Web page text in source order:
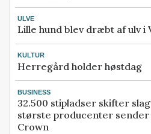
ULVE
Lille hund blev dræbt af ulv i
KULTUR
Herregård holder høstdag
BUSINESS
32.500 stipladser skifter
største producenter sender
Crown